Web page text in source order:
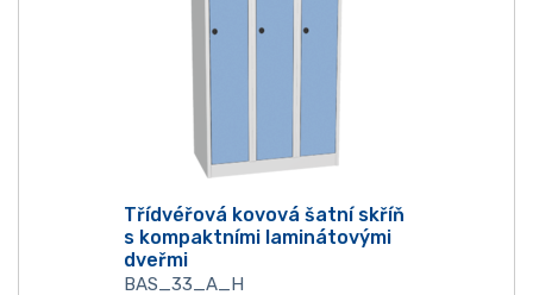
Třídvéřová kovová šatní skříň
s kompaktními laminátovými
dveřmi
BAS_33_A_H